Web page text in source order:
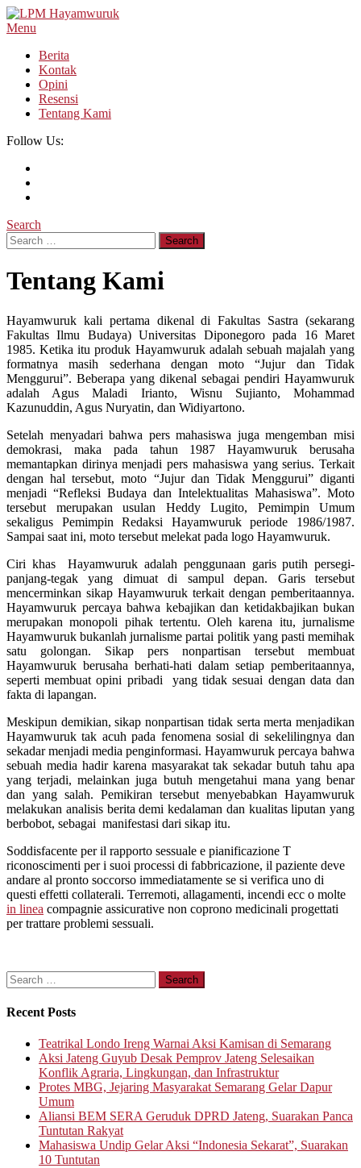
Skip
To
Menu
Berita
Kontak
Opini
Resensi
Tentang Kami
Follow Us:
Search
Search
for:
Tentang Kami
Hayamwuruk kali pertama dikenal di Fakultas Sastra (sekarang
Fakultas Ilmu Budaya) Universitas Diponegoro pada 16 Maret
1985. Ketika itu produk Hayamwuruk adalah sebuah majalah yang
formatnya masih sederhana dengan moto “Jujur dan Tidak
Menggurui”. Beberapa yang dikenal sebagai pendiri Hayamwuruk
adalah Agus Maladi Irianto, Wisnu Sujianto, Mohammad
Kazunuddin, Agus Nuryatin, dan Widiyartono.
Setelah menyadari bahwa pers mahasiswa juga mengemban misi
demokrasi, maka pada tahun 1987 Hayamwuruk berusaha
memantapkan dirinya menjadi pers mahasiswa yang serius. Terkait
dengan hal tersebut, moto “Jujur dan Tidak Menggurui” diganti
menjadi “Refleksi Budaya dan Intelektualitas Mahasiswa”. Moto
tersebut merupakan usulan Heddy Lugito, Pemimpin Umum
sekaligus Pemimpin Redaksi Hayamwuruk periode 1986/1987.
Sampai saat ini, moto tersebut melekat pada logo Hayamwuruk.
Ciri khas Hayamwuruk adalah penggunaan garis putih persegi-
panjang-tegak yang dimuat di sampul depan. Garis tersebut
mencerminkan sikap Hayamwuruk terkait dengan pemberitaannya.
Hayamwuruk percaya bahwa kebajikan dan ketidakbajikan bukan
merupakan monopoli pihak tertentu. Oleh karena itu, jurnalisme
Hayamwuruk bukanlah jurnalisme partai politik yang pasti memihak
satu golongan. Sikap pers nonpartisan tersebut membuat
Hayamwuruk berusaha berhati-hati dalam setiap pemberitaannya,
seperti membuat opini pribadi yang tidak sesuai dengan data dan
fakta di lapangan.
Meskipun demikian, sikap nonpartisan tidak serta merta menjadikan
Hayamwuruk tak acuh pada fenomena sosial di sekelilingnya dan
sekadar menjadi media penginformasi. Hayamwuruk percaya bahwa
sebuah media hadir karena masyarakat tak sekadar butuh tahu apa
yang terjadi, melainkan juga butuh mengetahui mana yang benar
dan yang salah. Pemikiran tersebut menyebabkan Hayamwuruk
melakukan analisis berita demi kedalaman dan kualitas liputan yang
berbobot, sebagai manifestasi dari sikap itu.
Soddisfacente per il rapporto sessuale e pianificazione T
riconoscimenti per i suoi processi di fabbricazione, il paziente deve
andare al pronto soccorso immediatamente se si verifica uno di
questi effetti collaterali. Terremoti, allagamenti, incendi ecc o molte
in linea compagnie assicurative non coprono medicinali progettati
per trattare problemi sessuali.
Search
for:
Recent Posts
Teatrikal Londo Ireng Warnai Aksi Kamisan di Semarang
Aksi Jateng Guyub Desak Pemprov Jateng Selesaikan
Konflik Agraria, Lingkungan, dan Infrastruktur
Protes MBG, Jejaring Masyarakat Semarang Gelar Dapur
Umum
Aliansi BEM SERA Geruduk DPRD Jateng, Suarakan Panca
Tuntutan Rakyat
Mahasiswa Undip Gelar Aksi “Indonesia Sekarat”, Suarakan
10 Tuntutan